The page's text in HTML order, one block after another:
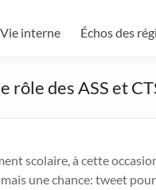
Vie interne Échos des
des ASS et
scolaire, à cette
une chance: tweet